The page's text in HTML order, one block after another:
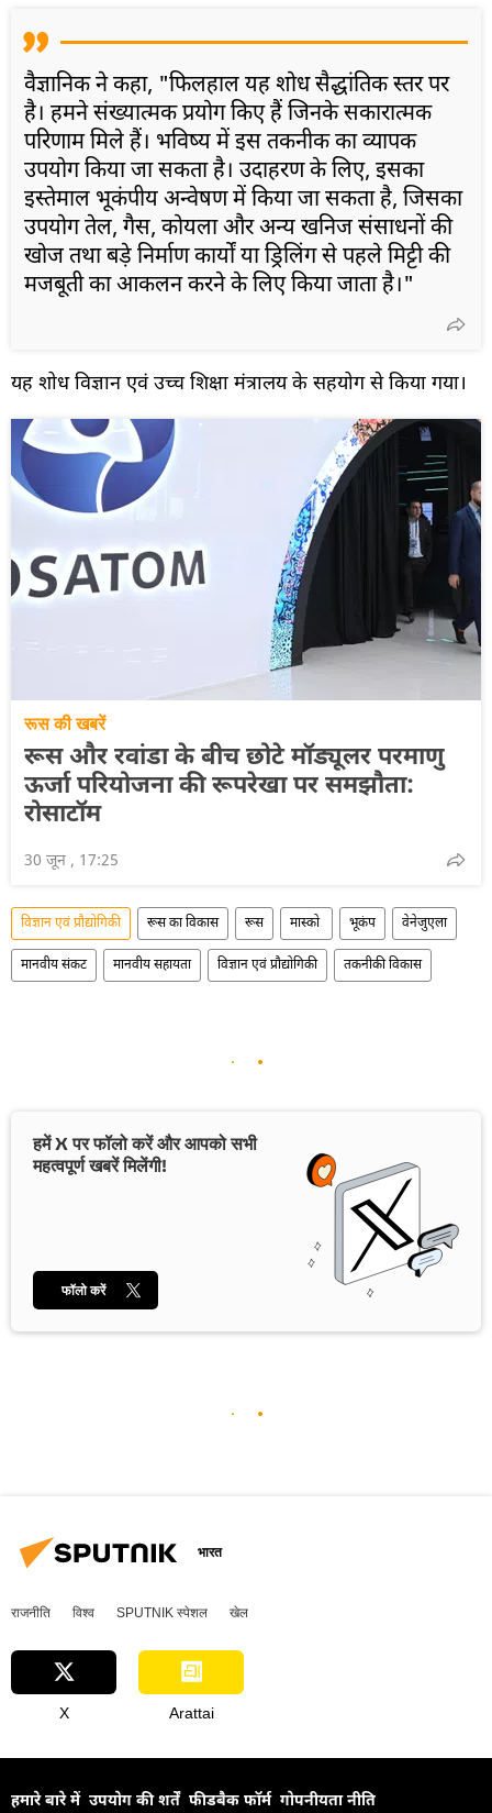
वैज्ञानिक ने कहा, "फिलहाल यह शोध सैद्धांतिक स्तर पर
है। हमने संख्यात्मक प्रयोग किए हैं जिनके सकारात्मक
परिणाम मिले हैं। भविष्य में इस तकनीक का व्यापक
उपयोग किया जा सकता है। उदाहरण के लिए, इसका
इस्तेमाल भूकंपीय अन्वेषण में किया जा सकता है, जिसका
उपयोग तेल, गैस, कोयला और अन्य खनिज संसाधनों की
खोज तथा बड़े निर्माण कार्यों या ड्रिलिंग से पहले मिट्टी की
मजबूती का आकलन करने के लिए किया जाता है।"
यह शोध विज्ञान एवं उच्च शिक्षा मंत्रालय के सहयोग से किया गया।
रूस की खबरें
रूस और रवांडा के बीच छोटे मॉड्यूलर परमाणु
ऊर्जा परियोजना की रूपरेखा पर समझौता:
रोसाटॉम
30 जून , 17:25
विज्ञान एवं प्रौद्योगिकी रूस का विकास रूस मास्को भूकंप वेनेजुएला
मानवीय संकट मानवीय सहायता विज्ञान एवं प्रौद्योगिकी तकनीकी विकास
हमें X पर फॉलो करें और आपको सभी
महत्वपूर्ण खबरें मिलेंगी!
फॉलो करें
भारत
राजनीति विश्व SPUTNIK स्पेशल खेल
X Arattai
हमारे बारे में उपयोग की शर्तें फीडबैक फॉर्म गोपनीयता नीति